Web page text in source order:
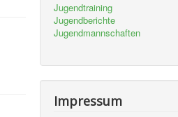
Jugendtraining
Jugendberichte
Jugendmannschaften
Impressum